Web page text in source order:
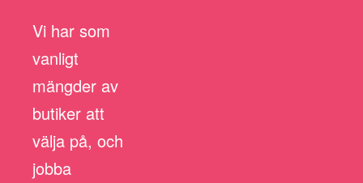
Vi har som
vanligt
mängder av
butiker att
välja på, och
jobba